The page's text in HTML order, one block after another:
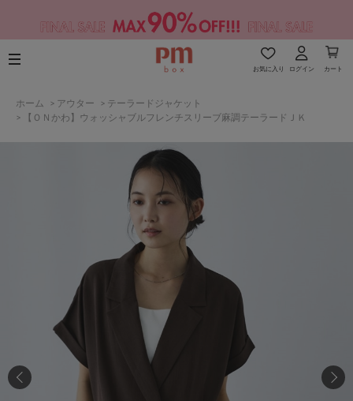
お気に入り ログイン カート
ホーム > アウター > テーラードジャケット
>
【ＯＮかわ】ウォッシャブルフレンチスリーブ麻調テーラードＪＫ